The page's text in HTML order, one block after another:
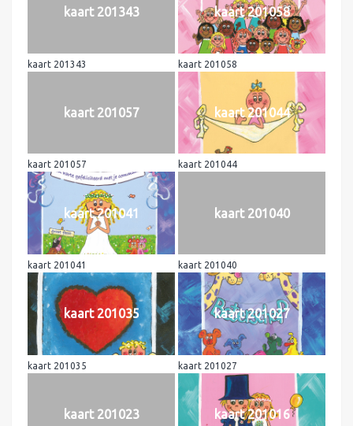
kaart 201343
kaart 201343
kaart 201058
kaart 201058
kaart 201057
kaart 201057
kaart 201044
kaart 201044
kaart 201041
kaart 201041
kaart 201040
kaart 201040
kaart 201035
kaart 201035
kaart 201027
kaart 201027
kaart 201023 kaart 201016